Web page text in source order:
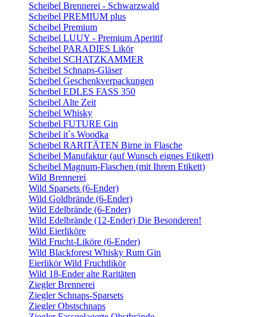
Scheibel Brennerei - Schwarzwald
Scheibel PREMIUM plus
Scheibel Premium
Scheibel LUUY - Premium Aperitif
Scheibel PARADIES Likör
Scheibel SCHATZKAMMER
Scheibel Schnaps-Gläser
Scheibel Geschenkverpackungen
Scheibel EDLES FASS 350
Scheibel Alte Zeit
Scheibel Whisky
Scheibel FUTURE Gin
Scheibel it`s Woodka
Scheibel RARITÄTEN Birne in Flasche
Scheibel Manufaktur (auf Wunsch eignes Etikett)
Scheibel Magnum-Flaschen (mit Ihrem Etikett)
Wild Brennerei
Wild Sparsets (6-Ender)
Wild Goldbrände (6-Ender)
Wild Edelbrände (6-Ender)
Wild Edelbrände (12-Ender) Die Besonderen!
Wild Eierliköre
Wild Frucht-Liköre (6-Ender)
Wild Blackforest Whisky Rum Gin
Eierlikör Wild Fruchtlikör
Wild 18-Ender alte Raritäten
Ziegler Brennerei
Ziegler Schnaps-Sparsets
Ziegler Obstschnaps